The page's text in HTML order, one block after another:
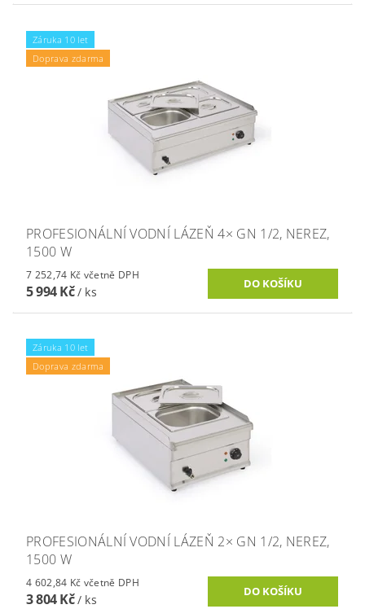
Záruka 10 let
Doprava zdarma
PROFESIONÁLNÍ VODNÍ LÁZEŇ 4× GN 1/2, NEREZ,
1500 W
7 252,74 Kč včetně DPH
5 994 Kč/ ks
Záruka 10 let
Doprava zdarma
PROFESIONÁLNÍ VODNÍ LÁZEŇ 2× GN 1/2, NEREZ,
1500 W
4 602,84 Kč včetně DPH
3 804 Kč/ ks